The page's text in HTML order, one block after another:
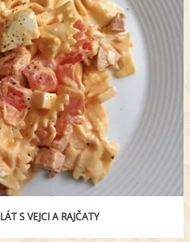
S VEJCI A RAJČATY